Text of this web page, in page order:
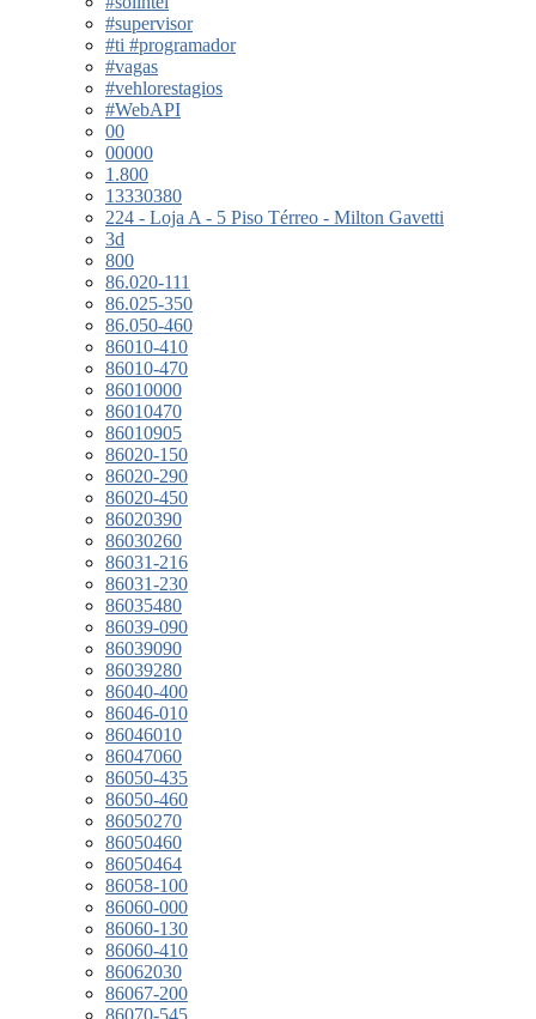
#supervisor
#ti #programador
#vagas
#vehlorestagios
#WebAPI
00
00000
1.800
13330380
224 - Loja A - 5 Piso Térreo - Milton Gavetti
3d
800
86.020-111
86.025-350
86.050-460
86010-410
86010-470
86010000
86010470
86010905
86020-150
86020-290
86020-450
86020390
86030260
86031-216
86031-230
86035480
86039-090
86039090
86039280
86040-400
86046-010
86046010
86047060
86050-435
86050-460
86050270
86050460
86050464
86058-100
86060-000
86060-130
86060-410
86062030
86067-200
86070-545